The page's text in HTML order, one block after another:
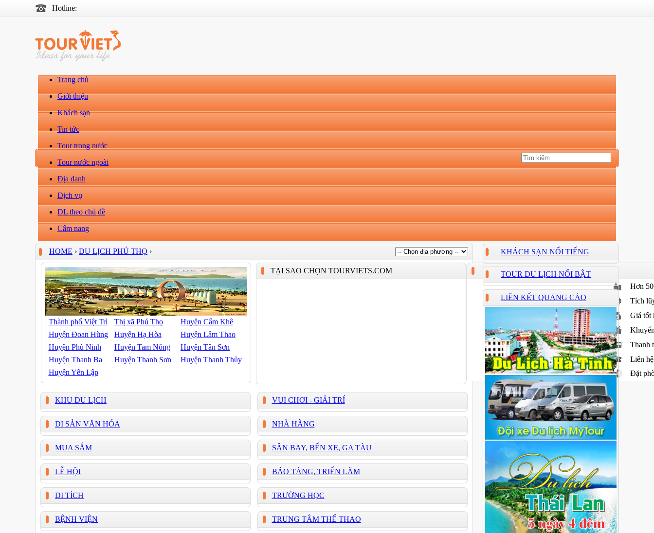
Hotline:
Trang chủ
Giới thiệu
Khách sạn
Tin tức
Tour trong nước
Tour nước ngoài
Địa danh
Dịch vụ
DL theo chủ đề
Cẩm nang
HOME › DU LỊCH PHÚ THỌ ›
Thành phố Việt Trì Thị xã Phú Thọ
Huyện Cẩm Khê
Huyện Đoan Hùng
Huyện Hạ Hòa
Huyện Lâm Thao
Huyện Phù Ninh
Huyện Tam Nông
Huyện Tân Sơn
Huyện Thanh Ba
Huyện Thanh Sơn
Huyện Thanh Thủy
Huyện Yên Lập
TẠI SAO CHỌN TOURVIETS.COM
Hơn
Tích
Giá tốt
Thanh
Liên
Đặt
KHU DU LỊCH VUI CHƠI - GIẢI TRÍ
DI SẢN VĂN HÓA NHÀ HÀNG
MUA SẮM SÂN BAY, BẾN XE, GA TÀU
LỄ HỘI BẢO TÀNG, TRIỂN LÃM
DI TÍCH TRƯỜNG HỌC
BỆNH VIỆN TRUNG TÂM THỂ THAO
KHÁCH SẠN NỔI TIẾNG
TOUR DU LỊCH NỔI BẬT
LIÊN KẾT QUẢNG CÁO